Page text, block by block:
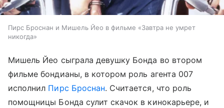
Пирс Броснан и Мишель Йео в фильме «Завтра не умрет
никогда»
Мишель Йео сыграла девушку Бонда во втором
фильме бондианы, в котором роль агента 007
исполнил Пирс Броснан. Считается, что роль
помощницы Бонда сулит скачок в кинокарьере, и